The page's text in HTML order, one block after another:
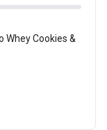
Whey Cookies &